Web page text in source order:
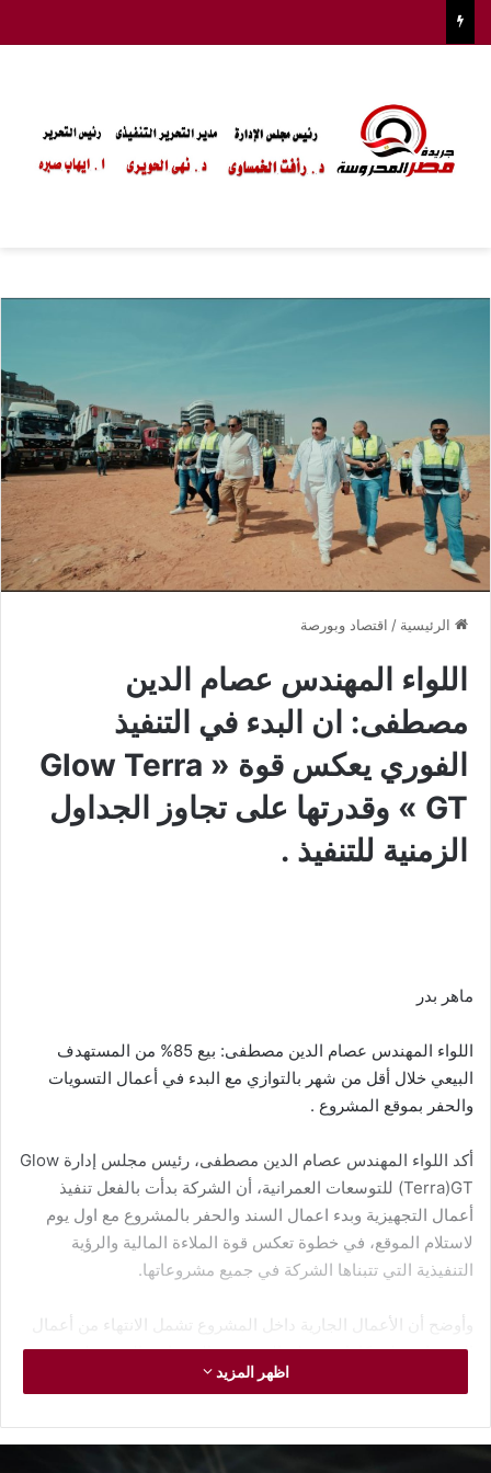
الرئيسية / اقتصاد وبورصة
اللواء المهندس عصام الدين
مصطفى: ان البدء في التنفيذ
الفوري يعكس قوة « Glow Terra
GT » وقدرتها على تجاوز الجداول
الزمنية للتنفيذ .
ماهر بدر
اللواء المهندس عصام الدين مصطفى: بيع 85% من المستهدف
البيعي خلال أقل من شهر بالتوازي مع البدء في أعمال التسويات
والحفر بموقع المشروع .
أكد اللواء المهندس عصام الدين مصطفى، رئيس مجلس إدارة Glow
Terra)GT) للتوسعات العمرانية، أن الشركة بدأت بالفعل تنفيذ
أعمال التجهيزية وبدء اعمال السند والحفر بالمشروع مع اول يوم
لاستلام الموقع، في خطوة تعكس قوة الملاءة المالية والرؤية
التنفيذية التي تتبناها الشركة في جميع مشروعاتها.
وأوضح أن الأعمال الجارية داخل المشروع تشمل الانتهاء من أعمال
التسويات على كامل مسطح المشروع، إلى جانب التجهيز لبدء
أعمال سند الجوانب بالتوازي مع أعمال الحفر، بهدف الوصول إلى
التالية الخاصة بالأعمال الإنشائية قبل نهاية العام الجاري بإذن الله.
اظهر المزيد